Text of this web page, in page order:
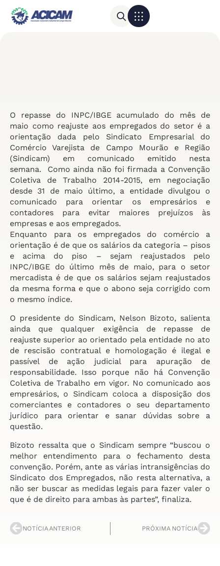
O repasse do INPC/IBGE acumulado do mês de
maio como reajuste aos empregados do setor é a
orientação dada pelo Sindicato Empresarial do
Comércio Varejista de Campo Mourão e Região
(Sindicam) em comunicado emitido nesta
semana. Como ainda não foi firmada a Convenção
Coletiva de Trabalho 2014-2015, em negociação
desde 31 de maio último, a entidade divulgou o
comunicado para orientar os empresários e
contadores para evitar maiores prejuízos às
empresas e aos empregados.
Enquanto para os empregados do comércio a
orientação é de que os salários da categoria – pisos
e acima do piso – sejam reajustados pelo
INPC/IBGE do último mês de maio, para o setor
mercadista é de que os salários sejam reajustados
da mesma forma e que o abono seja corrigido com
o mesmo índice.
O presidente do Sindicam, Nelson Bizoto, salienta
ainda que qualquer exigência de repasse de
reajuste superior ao orientado pela entidade no ato
de rescisão contratual e homologação é ilegal e
passível de ação judicial para apuração de
responsabilidade. Isso porque não há Convenção
Coletiva de Trabalho em vigor. No comunicado aos
empresários, o Sindicam coloca a disposição dos
comerciantes e contadores o seu departamento
jurídico para orientar e sanar dúvidas sobre a
questão.
Bizoto ressalta que o Sindicam sempre “buscou o
melhor entendimento para o fechamento desta
convenção. Porém, ante as várias intransigências do
Sindicato dos Empregados, não resta alternativa, a
não ser buscar as medidas legais para fazer valer o
que é de direito para ambas às partes”, finaliza.
NOTÍCIA ANTERIOR PRÓXIMA NOTÍCIA